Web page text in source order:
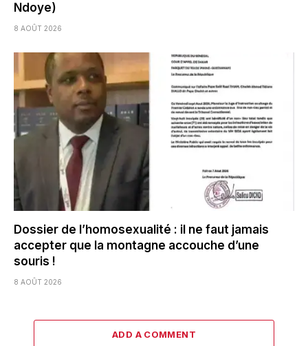
Ndoye)
8 AOÛT 2026
Dossier de l’homosexualité : il ne faut jamais
accepter que la montagne accouche d’une
souris !
8 AOÛT 2026
ADD A COMMENT